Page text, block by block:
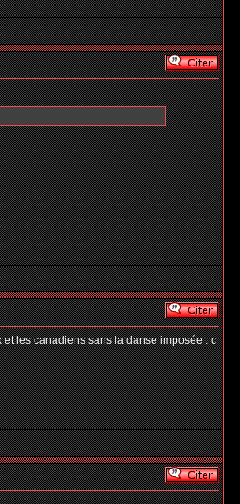
les canadiens sans la danse imposée : c